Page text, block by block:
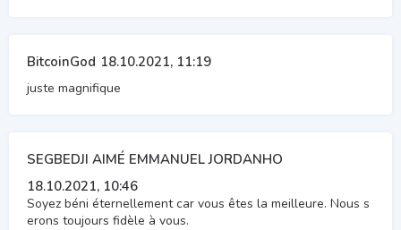
BitcoinGod 18.10.2021, 11:19
juste magnifique
SEGBEDJI AIMÉ EMMANUEL JORDANHO
18.10.2021, 10:46
Soyez béni éternellement car vous êtes la meilleure. Nous s
erons toujours fidèle à vous.